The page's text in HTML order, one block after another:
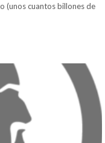
(unos cuantos billones de